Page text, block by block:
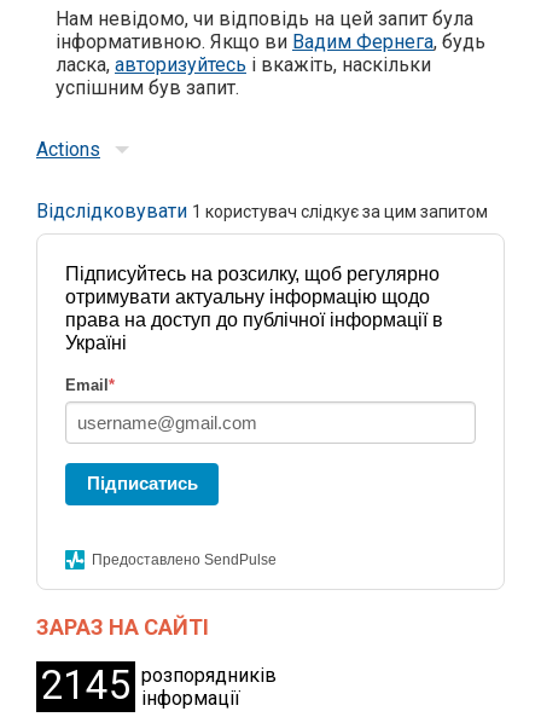
Нам невідомо, чи відповідь на цей запит була
інформативною. Якщо ви Вадим Фернега, будь
ласка, авторизуйтесь і вкажіть, наскільки
успішним був запит.
Actions
Відслідковувати 1 користувач слідкує за цим запитом
Підписуйтесь на розсилку, щоб регулярно
отримувати актуальну інформацію щодо
права на доступ до публічної інформації в
Україні
Email *
Підписатись
Предоставлено SendPulse
ЗАРАЗ НА САЙТІ
2145 розпорядників
інформації